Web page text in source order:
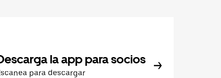
la app para socios
para descargar